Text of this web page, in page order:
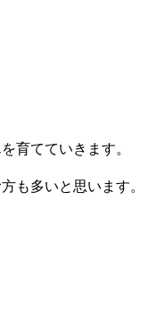
育てていきます。
も多いと思います。